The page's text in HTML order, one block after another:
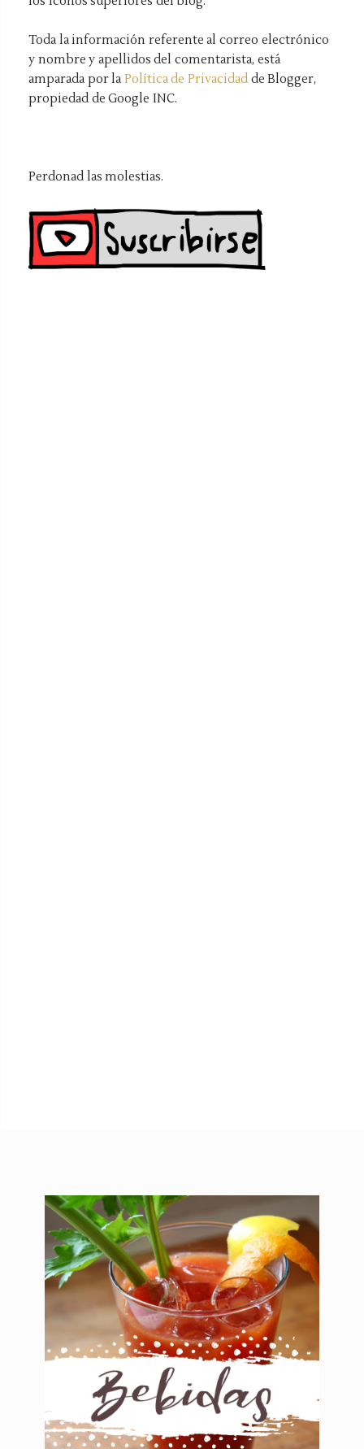
Toda la información referente al correo electrónico
y nombre y apellidos del comentarista, está
amparada por la Política de Privacidad de Blogger,
propiedad de Google INC.
Perdonad las molestias.